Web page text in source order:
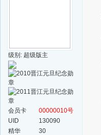
级别: 超级版主
会员卡
00000010号
UID
130090
精华
30